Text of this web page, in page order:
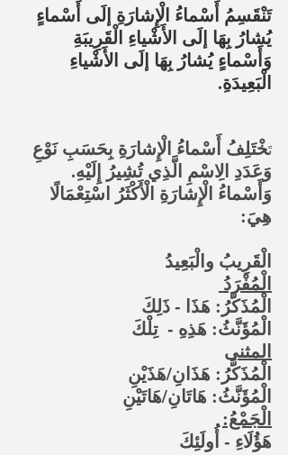
تَنْقَسِمُ أَسْماءُ الْإِشارَةِ إلَى أَسْماءٍ
يُشارُ بِهَا إلَى الأَشْياءِ الْقَرِيبَةِ
وَأَسْماءٍ يُشارُ بِهَا إلَى الأَشْياءِ
الْبَعِيدَةِ.
تَخْتَلِفُ أَسْماءُ الْإِشارَةِ بِحَسَبِ نَوْعِ
وَعَدَدِ الِاسْمِ الَّذِي تُشِيرُ إِلَيْهِ.
وَأَسْماءُ الْإِشارَةِ الْأَكْثَرُ اسْتِعْمَالًا
هِيَ:
الْقَرِيبُ والْبَعِيدُ
الْمُفْرَدُ
الْمُذَكَّرُ: هَذَا - ذَلِكَ
الْمُؤَنَّثُ: هَذِهِ -  تِلْكَ
المثنى
الْمُذَكَّرُ: هَذَانِ/هَذَيْنِ
الْمُؤَنَّثُ: هَاتَانِ/هَاتَيْنِ
الْجَمْعُ:
هَؤُلَاءِ - أُولَئِكَ